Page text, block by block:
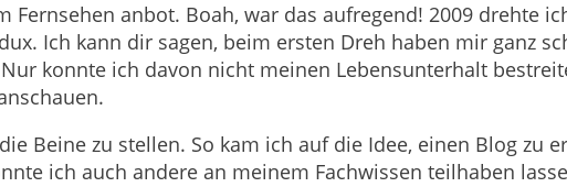
anbot. Boah, war das aufregend! 2009 drehte
Ich kann dir sagen, beim ersten Dreh haben mir ganz
konnte ich davon nicht meinen Lebensunterhalt
Beine zu stellen. So kam ich auf die Idee, einen Blog zu
ich auch andere an meinem Fachwissen teilhaben